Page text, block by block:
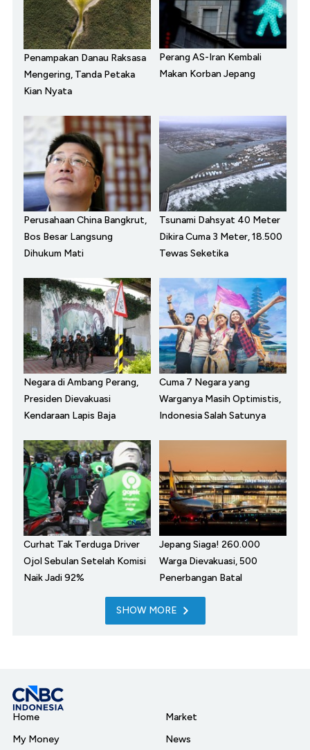
Penampakan Danau Raksasa
Mengering, Tanda Petaka
Kian Nyata
Perang AS-Iran Kembali
Makan Korban Jepang
Perusahaan China Bangkrut,
Bos Besar Langsung
Dihukum Mati
Tsunami Dahsyat 40 Meter
Dikira Cuma 3 Meter, 18.500
Tewas Seketika
Negara di Ambang Perang,
Presiden Dievakuasi
Kendaraan Lapis Baja
Cuma 7 Negara yang
Warganya Masih Optimistis,
Indonesia Salah Satunya
Curhat Tak Terduga Driver
Ojol Sebulan Setelah Komisi
Naik Jadi 92%
Jepang Siaga! 260.000
Warga Dievakuasi, 500
Penerbangan Batal
SHOW MORE
Home
My Money
Market
News